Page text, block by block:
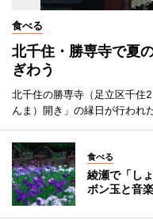
食べる
北千住・勝専寺で夏
ぎわう
北千住の勝専寺（足立区千住
んま）開き」の縁日が行われた
食べる
綾瀬で「し
ボン玉と音